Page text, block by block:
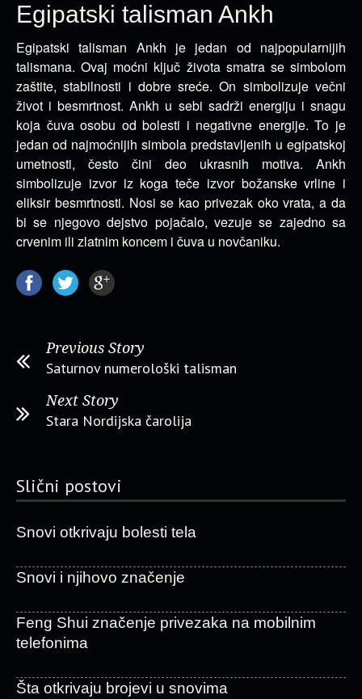
Egipatski talisman Ankh
Egipatski talisman Ankh je jedan od najpopularnijih
talismana. Ovaj moćni ključ života smatra se simbolom
zaštite, stabilnosti i dobre sreće. On simbolizuje večni
život i besmrtnost. Ankh u sebi sadrži energiju i snagu
koja čuva osobu od bolesti i negativne energije. To je
jedan od najmoćnijih simbola predstavljenih u egipatskoj
umetnosti, često čini deo ukrasnih motiva. Ankh
simbolizuje izvor iz koga teče izvor božanske vrline i
eliksir besmrtnosti. Nosi se kao privezak oko vrata, a da
bi se njegovo dejstvo pojačalo, vezuje se zajedno sa
crvenim ili zlatnim koncem i čuva u novčaniku.
Previous Story
Saturnov numerološki talisman
Next Story
Stara Nordijska čarolija
Slični postovi
Snovi otkrivaju bolesti tela
Snovi i njihovo značenje
Feng Shui značenje privezaka na mobilnim
telefonima
Šta otkrivaju brojevi u snovima